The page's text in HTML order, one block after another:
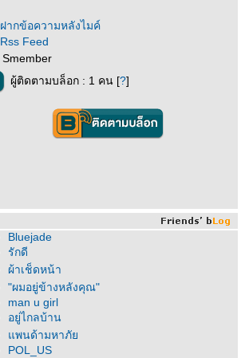
ฝากข้อความหลังไมค์
Rss Feed
Smember
ผู้ติดตามบล็อก : 1 คน [?]
Bluejade
รักดี
ผ้าเช็ดหน้า
"ผมอยู่ข้างหลังคุณ"
man u girl
อยู่ไกลบ้าน
พนด้ามหาภั
POL_US